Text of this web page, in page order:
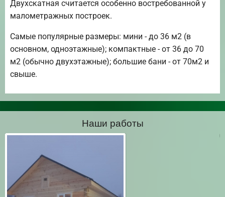
Двухскатная считается особенно востребованной у
малометражных построек.
Самые популярные размеры: мини - до 36 м2 (в
основном, одноэтажные); компактные - от 36 до 70
м2 (обычно двухэтажные); большие бани - от 70м2 и
свыше.
Наши работы